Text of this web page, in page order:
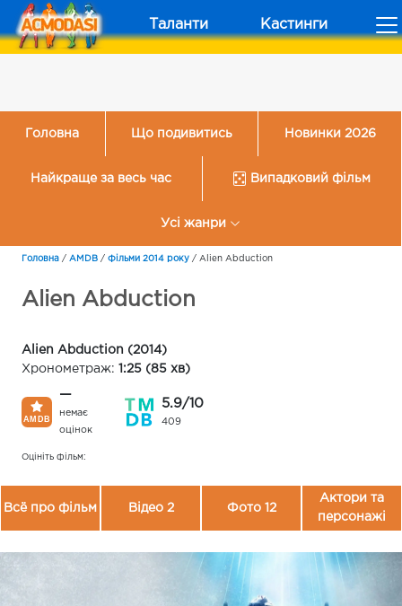
Таланти Кастинги
Головна Що подивитись Новинки 2026
Найкраще за весь час Випадковий фільм
Усі жанри
Головна / AMDB / Фільми 2014 року / Alien Abduction
Alien Abduction
Alien Abduction (2014)
Хронометраж: 1:25 (85 хв)
—
немає
оцінок
5.9/10
409
Оцініть фільм:
Всё про фільм Відео 2 Фото 12
Актори та
персонажі